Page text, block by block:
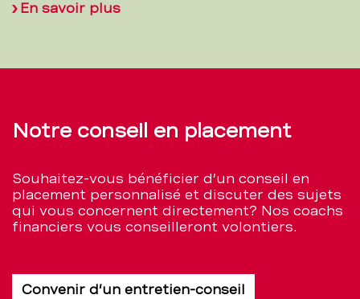
En savoir plus
Notre conseil en placement
Souhaitez-vous bénéficier d’un conseil en
placement personnalisé et discuter des sujets
qui vous concernent directement? Nos coachs
financiers vous conseilleront volontiers.
Convenir d’un entretien-conseil